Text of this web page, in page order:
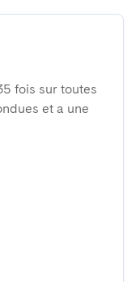
fois sur toutes
et a une